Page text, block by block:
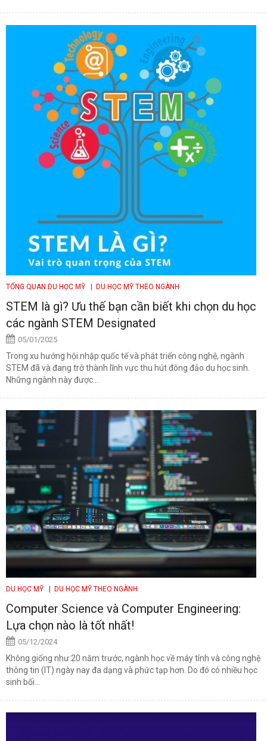
TỔNG QUAN DU HỌC MỸ | DU HỌC MỸ THEO NGÀNH
STEM là gì? Ưu thế bạn cần biết khi chọn du học
các ngành STEM Designated
05/01/2025
Trong xu hướng hội nhập quốc tế và phát triển công nghệ, ngành
STEM đã và đang trở thành lĩnh vực thu hút đông đảo du học sinh.
Những ngành này được...
DU HỌC MỸ | DU HỌC MỸ THEO NGÀNH
Computer Science và Computer Engineering:
Lựa chọn nào là tốt nhất!
05/12/2024
Không giống như 20 năm trước, ngành học về máy tính và công nghệ
thông tin (IT) ngày nay đa dạng và phức tạp hơn. Do đó có nhiều học
sinh bối...